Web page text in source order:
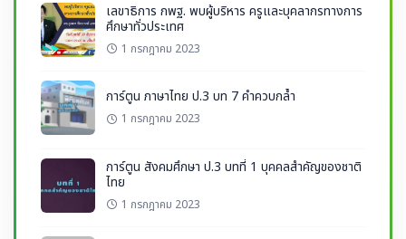
เลขาธิการ กพฐ. พบผู้บริหาร ครูและบุคลากรทางการ
ศึกษาทั่วประเทศ
1 กรกฎาคม 2023
การ์ตูน ภาษาไทย ป.3 บท 7 คำควบกล้ำ
1 กรกฎาคม 2023
การ์ตูน สังคมศึกษา ป.3 บทที่ 1 บุคคลสำคัญของชาติ
ไทย
1 กรกฎาคม 2023